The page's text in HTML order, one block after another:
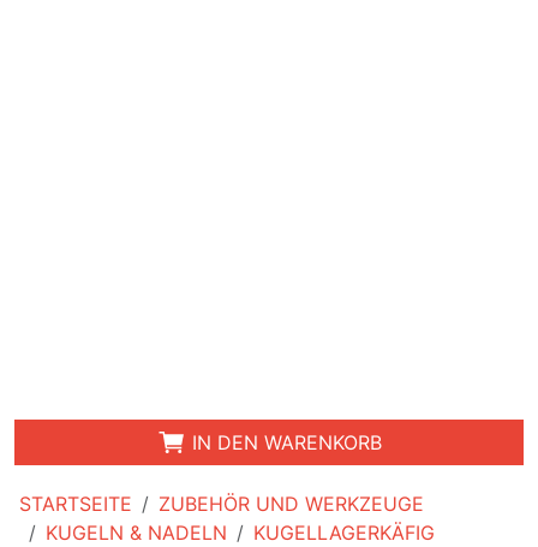
STARTSEITE
ZUBEHÖR UND WERKZEUGE
KUGELN & NADELN
KUGELLAGERKÄFIG
IN DEN WARENKORB